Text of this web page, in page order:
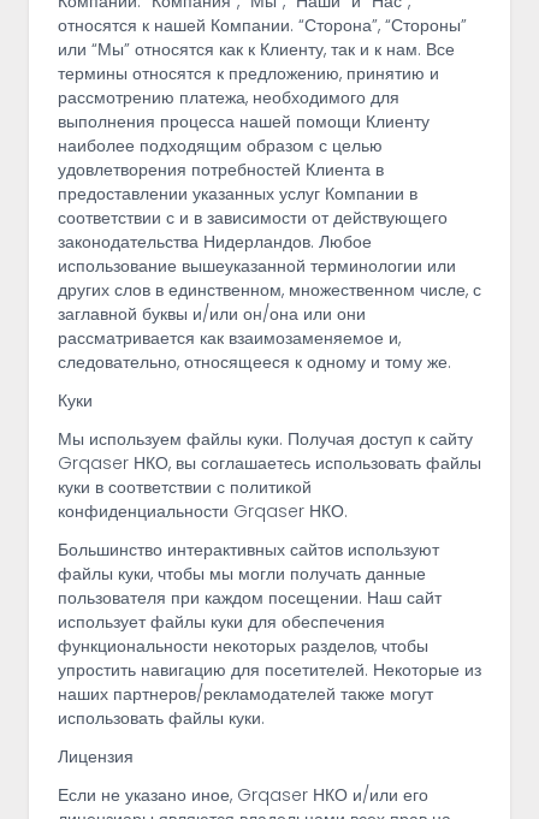
относятся к нашей Компании. “Сторона”, “Стороны”
или “Мы” относятся как к Клиенту, так и к нам. Все
термины относятся к предложению, принятию и
рассмотрению платежа, необходимого для
выполнения процесса нашей помощи Клиенту
наиболее подходящим образом с целью
удовлетворения потребностей Клиента в
предоставлении указанных услуг Компании в
соответствии с и в зависимости от действующего
законодательства Нидерландов. Любое
использование вышеуказанной терминологии или
других слов в единственном, множественном числе, с
заглавной буквы и/или он/она или они
рассматривается как взаимозаменяемое и,
следовательно, относящееся к одному и тому же.
Куки
Мы используем файлы куки. Получая доступ к сайту
Grqaser НКО, вы соглашаетесь использовать файлы
куки в соответствии с политикой
конфиденциальности Grqaser НКО.
Большинство интерактивных сайтов используют
файлы куки, чтобы мы могли получать данные
пользователя при каждом посещении. Наш сайт
использует файлы куки для обеспечения
функциональности некоторых разделов, чтобы
упростить навигацию для посетителей. Некоторые из
наших партнеров/рекламодателей также могут
использовать файлы куки.
Лицензия
Если не указано иное, Grqaser НКО и/или его